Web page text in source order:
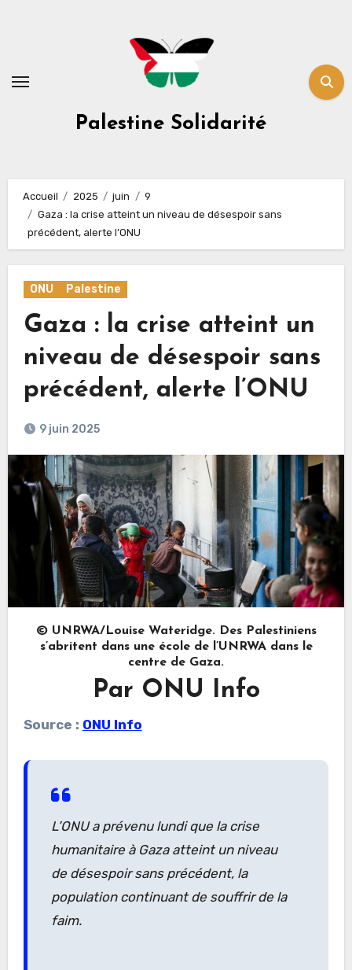
Palestine Solidarité
Accueil 2025 juin
9
Gaza : la crise atteint un niveau de désespoir sans
précédent, alerte l’ONU
ONU Palestine
Gaza : la crise atteint un
niveau de désespoir sans
précédent, alerte l’ONU
9 juin 2025
© UNRWA/Louise Wateridge. Des Palestiniens
s’abritent dans une école de l’UNRWA dans le
centre de Gaza.
Par ONU Info
Source : ONU Info
L’ONU a prévenu lundi que la crise
humanitaire à Gaza atteint un niveau
de désespoir sans précédent, la
population continuant de souffrir de la
faim.